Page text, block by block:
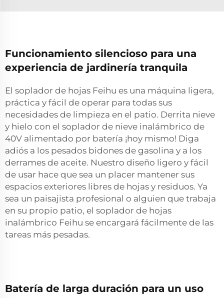
Funcionamiento silencioso para una
experiencia de jardinería tranquila
El soplador de hojas Feihu es una máquina ligera,
práctica y fácil de operar para todas sus
necesidades de limpieza en el patio. Derrita nieve
y hielo con el soplador de nieve inalámbrico de
40V alimentado por batería ¡hoy mismo! Diga
adiós a los pesados bidones de gasolina y a los
derrames de aceite. Nuestro diseño ligero y fácil
de usar hace que sea un placer mantener sus
espacios exteriores libres de hojas y residuos. Ya
sea un paisajista profesional o alguien que trabaja
en su propio patio, el soplador de hojas
inalámbrico Feihu se encargará fácilmente de las
tareas más pesadas.
Batería de larga duración para un uso